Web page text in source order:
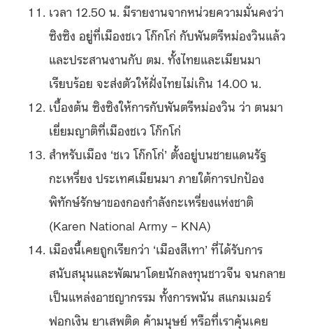
เวลา 12.50 น. มีรายงานจากหน่วยความมั่นคงว่า
ซิงซิง อยู่ที่เมืองชเว โก๊กโก่ กับพันตรีหม่องวินแล้ว
และประสานงานกับ ตม. ทั้งไทยและเมียนมา
เรียบร้อย จะส่งตัวให้ฝั่งไทยไม่เกิน 14.00 น.
เบื้องต้น ซิงซิงให้การกับพันตรีหม่องวิน ว่า ตนมา
เยี่ยมญาติที่เมืองชเว โก๊กโก่
สำหรับเมือง ‘ชเว โก๊กโก่’ ตั้งอยู่บนชายแดนรัฐ
กะเหรี่ยง ประเทศเมียนมา ภายใต้การปกป้อง
พิทักษ์รักษาของกองกำลังกะเหรี่ยงแห่งชาติ
(Karen National Army – KNA)
เมืองนี้เคยถูกเรียกว่า ‘เมืองสีเทา’ ที่ได้รับการ
สนับสนุนและพัฒนาโดยนักลงทุนชาวจีน จนกลาย
เป็นแหล่งอาชญากรรม ทั้งการพนัน สแกมเมอร์
ฟอกเงิน ยาเสพติด ค้ามนุษย์ หรือที่เราคุ้นเคย